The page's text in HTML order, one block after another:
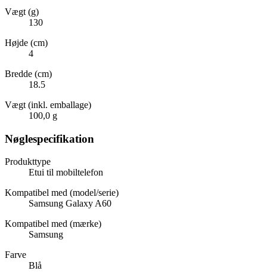
Vægt (g)
130
Højde (cm)
4
Bredde (cm)
18.5
Vægt (inkl. emballage)
100,0 g
Nøglespecifikation
Produkttype
Etui til mobiltelefon
Kompatibel med (model/serie)
Samsung Galaxy A60
Kompatibel med (mærke)
Samsung
Farve
Blå